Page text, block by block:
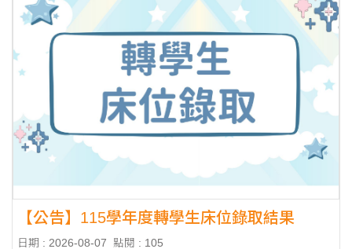
【公告】115學年度轉學生床位錄取結果
日期 : 2026-08-07
點閱 : 105